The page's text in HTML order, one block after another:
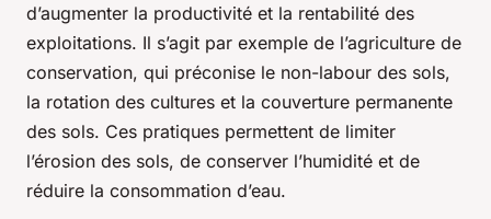
d’augmenter la productivité et la rentabilité des
exploitations. Il s’agit par exemple de l’agriculture de
conservation, qui préconise le non-labour des sols,
la rotation des cultures et la couverture permanente
des sols. Ces pratiques permettent de limiter
l’érosion des sols, de conserver l’humidité et de
réduire la consommation d’eau.